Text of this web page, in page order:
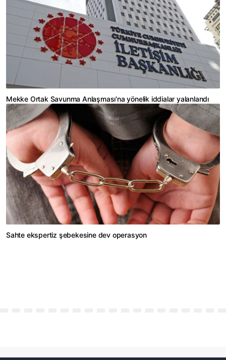
Mekke Ortak Savunma Anlaşması'na yönelik iddialar yalanlandı
Sahte ekspertiz şebekesine dev operasyon